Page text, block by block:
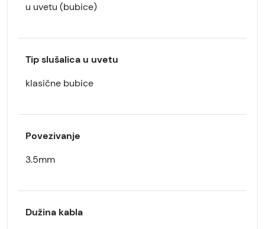
u uvetu (bubice)
Tip slušalica u uvetu
klasične bubice
Povezivanje
3.5mm
Dužina kabla